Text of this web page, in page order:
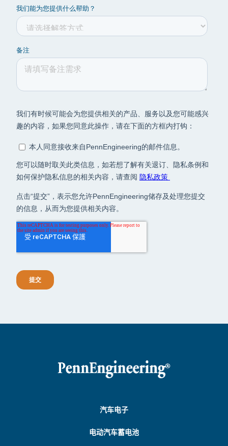
汽车电子
电动汽车蓄电池